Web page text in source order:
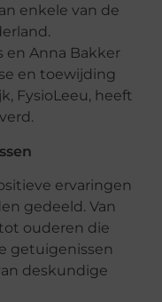
enkele van de
en Anna Bakker
en toewijding
FysioLeeu, heeft
ervaringen
gedeeld. Van
ouderen die
getuigenissen
deskundige